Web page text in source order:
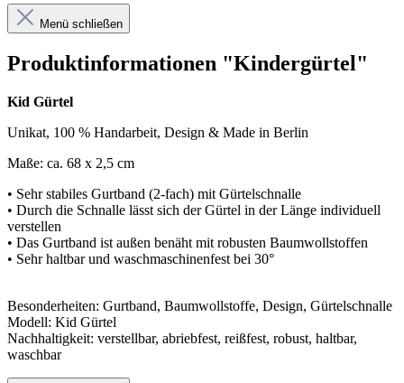
Menü schließen
Produktinformationen "Kindergürtel"
Kid Gürtel
Unikat, 100 % Handarbeit, Design & Made in Berlin
Maße: ca. 68 x 2,5 cm
• Sehr stabiles Gurtband (2-fach) mit Gürtelschnalle
• Durch die Schnalle lässt sich der Gürtel in der Länge individuell
verstellen
• Das Gurtband ist außen benäht mit robusten Baumwollstoffen
• Sehr haltbar und waschmaschinenfest bei 30°
Besonderheiten: Gurtband, Baumwollstoffe, Design, Gürtelschnalle
Modell: Kid Gürtel
Nachhaltigkeit: verstellbar, abriebfest, reißfest, robust, haltbar,
waschbar